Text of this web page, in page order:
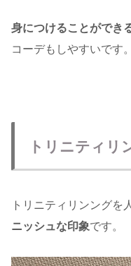
身につけることができ
コーデもしやすいです。
トリニティリ
トリニティリンングを
ニッシュな印象です。